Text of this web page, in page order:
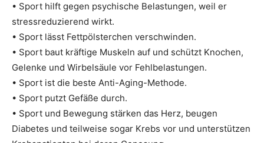
• Sport hilft gegen psychische Belastungen, weil er
stressreduzierend wirkt.
• Sport lässt Fettpölsterchen verschwinden.
• Sport baut kräftige Muskeln auf und schützt Knochen,
Gelenke und Wirbelsäule vor Fehlbelastungen.
• Sport ist die beste Anti-Aging-Methode.
• Sport putzt Gefäße durch.
• Sport und Bewegung stärken das Herz, beugen
Diabetes und teilweise sogar Krebs vor und unterstützen